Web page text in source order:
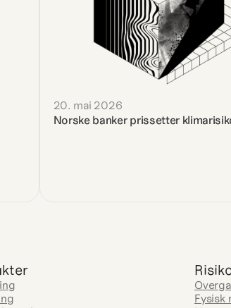
20. mai 2026
Norske banker prissetter
Fysisk